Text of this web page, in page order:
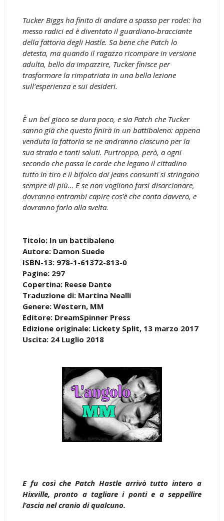
Tucker Biggs ha finito di andare a spasso per rodei: ha
messo radici ed è diventato il guardiano-bracciante
della fattoria degli Hastle. Sa bene che Patch lo
detesta, ma quando il ragazzo ricompare in versione
adulta, bello da impazzire, Tucker finisce per
trasformare la rimpatriata in una bella lezione
sull’esperienza e sui desideri.
È un bel gioco se dura poco, e sia Patch che Tucker
sanno già che questo finirà in un battibaleno: appena
venduta la fattoria se ne andranno ciascuno per la
sua strada e tanti saluti. Purtroppo, però, a ogni
secondo che passa le corde che legano il cittadino
tutto in tiro e il bifolco dai jeans consunti si stringono
sempre di più… E se non vogliono farsi disarcionare,
dovranno entrambi capire cos’è che conta davvero, e
dovranno farlo alla svelta.
Titolo: In un battibaleno
Autore: Damon Suede
ISBN-13: 978-1-61372-813-0
Pagine: 297
Copertina: Reese Dante
Traduzione di: Martina Nealli
Genere: Western, MM
Editore: DreamSpinner Press
Edizione originale: Lickety Split, 13 marzo 2017
Uscita: 24 Luglio 2018
E fu così che Patch Hastle arrivò tutto intero a
Hixville, pronto a tagliare i ponti e a seppellire
l’ascia nel cranio di qualcuno.